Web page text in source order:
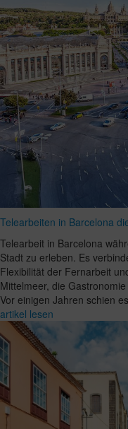
Telearbeiten in Barcelona
Telearbeit in Barcelona
Stadt zu erleben. Es
Flexibilität der Fernarbeit
Mittelmeer, die
Vor einigen Jahren schien
artikel lesen